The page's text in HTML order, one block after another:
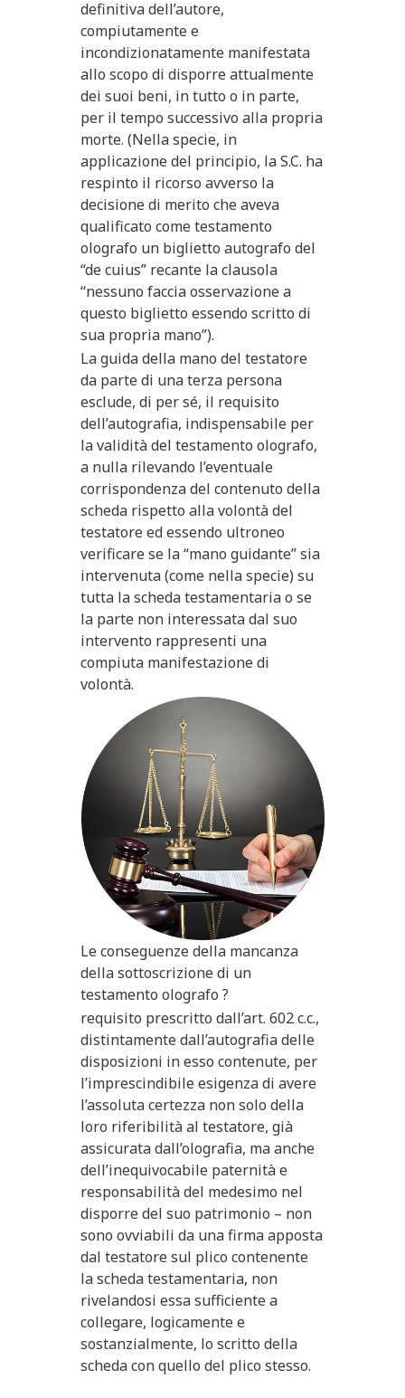
definitiva dell’autore,
compiutamente e
incondizionatamente manifestata
allo scopo di disporre attualmente
dei suoi beni, in tutto o in parte,
per il tempo successivo alla propria
morte. (Nella specie, in
applicazione del principio, la S.C. ha
respinto il ricorso avverso la
decisione di merito che aveva
qualificato come testamento
olografo un biglietto autografo del
“de cuius” recante la clausola
“nessuno faccia osservazione a
questo biglietto essendo scritto di
sua propria mano”).
La guida della mano del testatore
da parte di una terza persona
esclude, di per sé, il requisito
dell’autografia, indispensabile per
la validità del testamento olografo,
a nulla rilevando l’eventuale
corrispondenza del contenuto della
scheda rispetto alla volontà del
testatore ed essendo ultroneo
verificare se la “mano guidante” sia
intervenuta (come nella specie) su
tutta la scheda testamentaria o se
la parte non interessata dal suo
intervento rappresenti una
compiuta manifestazione di
volontà.
Le conseguenze della mancanza
della sottoscrizione di un
testamento olografo ?
requisito prescritto dall’art. 602 c.c.,
distintamente dall’autografia delle
disposizioni in esso contenute, per
l’imprescindibile esigenza di avere
l’assoluta certezza non solo della
loro riferibilità al testatore, già
assicurata dall’olografia, ma anche
dell’inequivocabile paternità e
responsabilità del medesimo nel
disporre del suo patrimonio – non
sono ovviabili da una firma apposta
dal testatore sul plico contenente
la scheda testamentaria, non
rivelandosi essa sufficiente a
collegare, logicamente e
sostanzialmente, lo scritto della
scheda con quello del plico stesso.